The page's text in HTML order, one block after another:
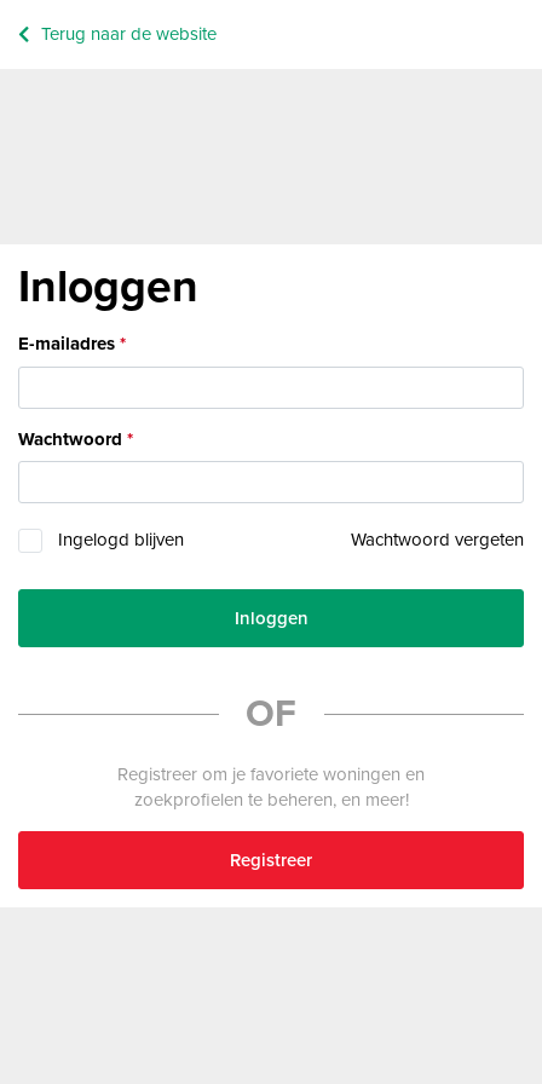
Terug naar de website
Inloggen
E-mailadres
Wachtwoord
Ingelogd blijven Wachtwoord vergeten
Inloggen
OF
Registreer om je favoriete woningen en
zoekprofielen te beheren, en meer!
Registreer